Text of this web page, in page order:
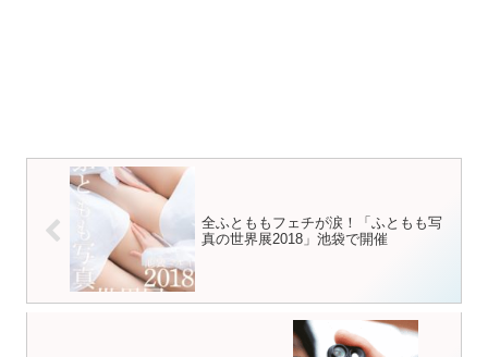
全ふとももフェチが涙！「ふともも写
真の世界展2018」池袋で開催